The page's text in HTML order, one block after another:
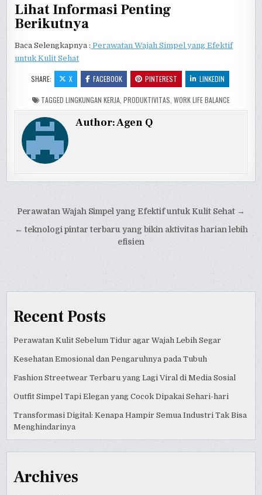
Lihat Informasi Penting
Berikutnya
Baca Selengkapnya : Perawatan Wajah Simpel yang Efektif
untuk Kulit Sehat
SHARE: X FACEBOOK PINTEREST LINKEDIN
TAGGED LINGKUNGAN KERJA, PRODUKTIVITAS, WORK LIFE BALANCE
Author:Agen Q
Post
navigation
Perawatan Wajah Simpel yang Efektif untuk Kulit Sehat →
← teknologi pintar terbaru yang bikin aktivitas harian lebih
efisien
Recent Posts
Perawatan Kulit Sebelum Tidur agar Wajah Lebih Segar
Kesehatan Emosional dan Pengaruhnya pada Tubuh
Fashion Streetwear Terbaru yang Lagi Viral di Media Sosial
Outfit Simpel Tapi Elegan yang Cocok Dipakai Sehari-hari
Transformasi Digital: Kenapa Hampir Semua Industri Tak Bisa
Menghindarinya
Archives